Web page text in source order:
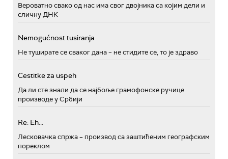
Вероватно свако од нас има свог двојника са којим дели и
сличну ДНК
Nemogućnost tusiranja
Не туширате се сваког дана – не стидите се, то је здраво
Cestitke za uspeh
Да ли сте знали да се најбоље грамофонске ручице
производе у Србији
Re: Eh...
Лесковачка спржа – производ са заштићеним географским
пореклом